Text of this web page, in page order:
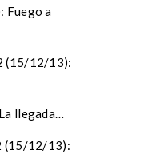
Fuego a
(15/12/13):
llegada…
(15/12/13):